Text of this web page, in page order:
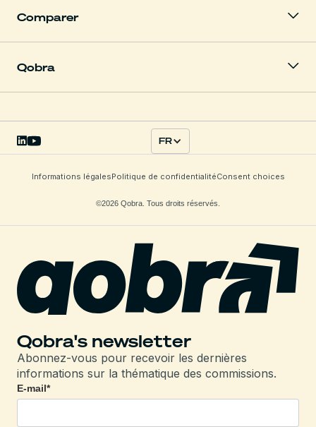
Comparer
Qobra
©2026 Qobra. Tous droits réservés.
Informations légalesPolitique de confidentialitéConsent choices
FR
Qobra's newsletter
Abonnez-vous pour recevoir les dernières
informations sur la thématique des commissions.
E-mail*